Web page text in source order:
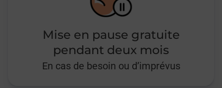
Mise en pause gratuite
pendant deux mois
En cas de besoin ou d’imprévus